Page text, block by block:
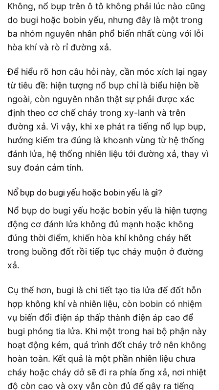
Không, nổ bụp trên ô tô không phải lúc nào cũng
do bugi hoặc bobin yếu, nhưng đây là một trong
ba nhóm nguyên nhân phổ biến nhất cùng với lỗi
hòa khí và rò rỉ đường xả.
Để hiểu rõ hơn câu hỏi này, cần móc xích lại ngay
từ tiêu đề: hiện tượng nổ bụp chỉ là biểu hiện bề
ngoài, còn nguyên nhân thật sự phải được xác
định theo cơ chế cháy trong xy-lanh và trên
đường xả. Vì vậy, khi xe phát ra tiếng nổ lụp bụp,
hướng kiểm tra đúng là khoanh vùng từ hệ thống
đánh lửa, hệ thống nhiên liệu tới đường xả, thay vì
suy đoán cảm tính.
Nổ bụp do bugi yếu hoặc bobin yếu là gì?
Nổ bụp do bugi yếu hoặc bobin yếu là hiện tượng
động cơ đánh lửa không đủ mạnh hoặc không
đúng thời điểm, khiến hòa khí không cháy hết
trong buồng đốt rồi tiếp tục cháy muộn ở đường
xả.
Cụ thể hơn, bugi là chi tiết tạo tia lửa để đốt hỗn
hợp không khí và nhiên liệu, còn bobin có nhiệm
vụ biến đổi điện áp thấp thành điện áp cao để
bugi phóng tia lửa. Khi một trong hai bộ phận này
hoạt động kém, quá trình đốt cháy trở nên không
hoàn toàn. Kết quả là một phần nhiên liệu chưa
cháy hoặc cháy dở sẽ đi ra phía ống xả, nơi nhiệt
độ còn cao và oxy vẫn còn đủ để gây ra tiếng